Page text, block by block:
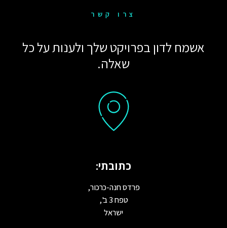
צרו קשר
אשמח לדון בפרויקט שלך ולענות על כל
שאלה.
כתובתי:
פרדס חנה-כרכור,
טפח 3 ב',
ישראל